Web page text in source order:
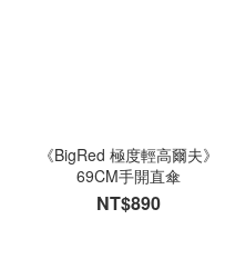
《BigRed 極度輕高爾夫》
69CM手開直傘
NT$890